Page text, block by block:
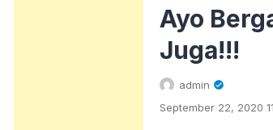
Ayo
Juga!!!
admin
September 22, 2020